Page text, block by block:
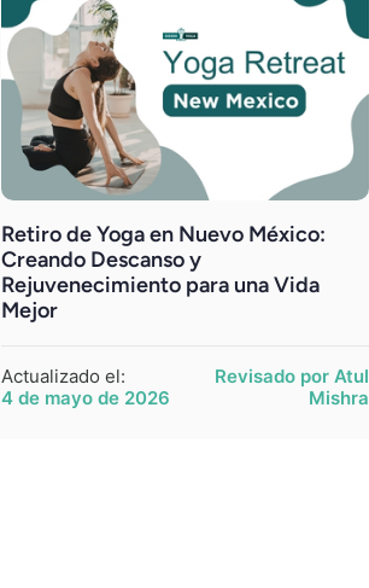
Retiro de Yoga en Nuevo México:
Creando Descanso y
Rejuvenecimiento para una Vida
Mejor
Actualizado el:
4 de mayo de 2026
Revisado por Atul
Mishra